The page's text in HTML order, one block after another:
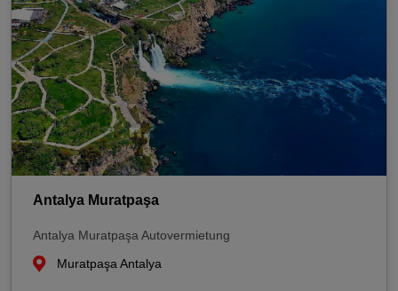
Antalya Muratpaşa
Antalya Muratpaşa Autovermietung
Muratpaşa Antalya